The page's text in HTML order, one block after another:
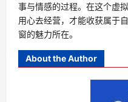
事与情感的过程。在这个虚
用心去经营，才能收获属于
窗的魅力所在。
About the Author